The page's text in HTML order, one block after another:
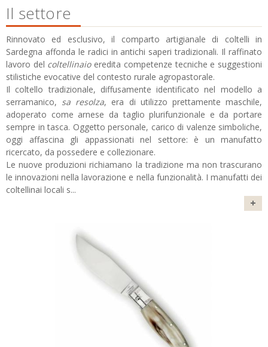
Il settore
Rinnovato ed esclusivo, il comparto artigianale di coltelli in
Sardegna affonda le radici in antichi saperi tradizionali. Il raffinato
lavoro del coltellinaioeredita competenze tecniche e suggestioni
stilistiche evocative del contesto rurale agropastorale.
Il coltello tradizionale, diffusamente identificato nel modello a
serramanico, sa resolza, era di utilizzo prettamente maschile,
adoperato come arnese da taglio plurifunzionale e da portare
sempre in tasca. Oggetto personale, carico di valenze simboliche,
oggi affascina gli appassionati nel settore: è un manufatto
ricercato, da possedere e collezionare.
Le nuove produzioni richiamano la tradizione ma non trascurano
le innovazioni nella lavorazione e nella funzionalità. I manufatti dei
coltellinai locali s...
+